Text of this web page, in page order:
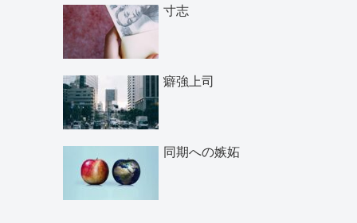
寸志
癖強上司
同期への嫉妬